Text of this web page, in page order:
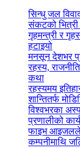
सिन्धु जल
संकटको
गृहमन्त्री र
हटाइयो
मनसून देशभर
रहस्य,
कथा
रहस्यमय
शान्तितर्फ
विश्वभरका
प्रणालीको
फाइभ आइजलले
कम्पनीमाथि